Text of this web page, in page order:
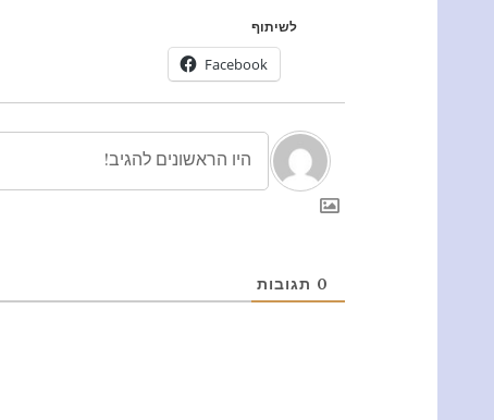
לשיתוף
Facebook
0 תגובות